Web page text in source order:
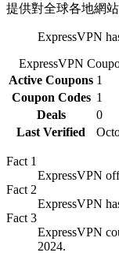
提供對全球各地網
ExpressVPN
ExpressVPN
Active Coupons 1
Coupon Codes 1
Deals
0
Last Verified
Fact 1
ExpressVPN
Fact 2
ExpressVPN
Fact 3
ExpressVPN
2024.